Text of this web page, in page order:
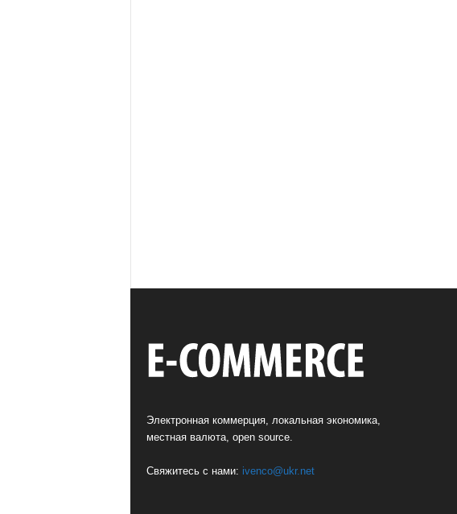
Электронная коммерция, локальная экономика,
местная валюта, open source.
Свяжитесь с нами: ivenco@ukr.net